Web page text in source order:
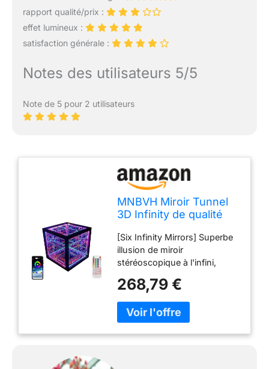
rapport qualité/prix :
effet lumineux :
satisfaction générale :
Notes des utilisateurs 5/5
Note de 5 pour 2 utilisateurs
MNBVH Miroir Tunnel
3D Infinity de qualité
Lumineuse LED,
Éclairage d'Ambiance
Lampe Lampe de Nuit
3D pour Noël,
décoration d'intérieur,
soirée cinéma, fête
d'anniversaire
[Six Infinity Mirrors] Superbe
illusion de miroir
stéréoscopique à l'infini,
d'illusions spectaculaires de
lumières rougeoyantes
apparemment sans fin.
Fantastique lumière de tunnel
infinie en miroir qui fait
268,79 €